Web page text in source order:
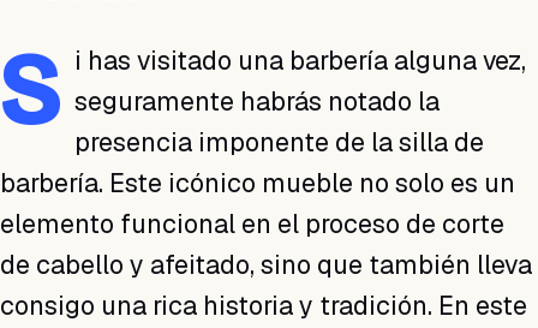
S i has visitado una barbería alguna vez,
seguramente habrás notado la
presencia imponente de la silla de
barbería. Este icónico mueble no solo es un
elemento funcional en el proceso de corte
de cabello y afeitado, sino que también lleva
consigo una rica historia y tradición. En este